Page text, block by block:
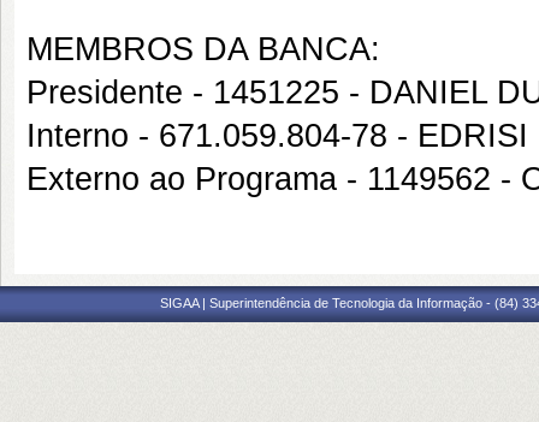
MEMBROS DA BANCA:
Presidente - 1451225 - DANIEL
Interno - 671.059.804-78 -
Externo ao Programa - 1149562 -
SIGAA | Superintendência de Tecnologia da Informação - (84)